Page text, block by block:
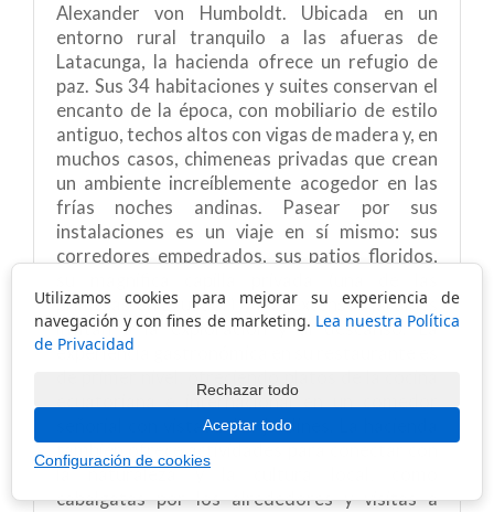
Alexander von Humboldt. Ubicada en un
entorno rural tranquilo a las afueras de
Latacunga, la hacienda ofrece un refugio de
paz. Sus 34 habitaciones y suites conservan el
encanto de la época, con mobiliario de estilo
antiguo, techos altos con vigas de madera y, en
muchos casos, chimeneas privadas que crean
un ambiente increíblemente acogedor en las
frías noches andinas. Pasear por sus
instalaciones es un viaje en sí mismo: sus
corredores empedrados, sus patios floridos,
primeras en Ecuador) y sus extensos jardines
invitan a la exploración y al descanso. La
experiencia gastronómica en su restaurante es
ecuatoriana e internacional en un comedor
señorial con vistas a los jardines. La hacienda
también ofrece actividades para conectar con
la naturaleza y la cultura local, como
cabalgatas por los alrededores y visitas a
Utilizamos cookies para mejorar su experiencia de
navegación y con fines de marketing. Lea nuestra Política
de Privacidad
Rechazar todo
Aceptar todo
Configuración de cookies